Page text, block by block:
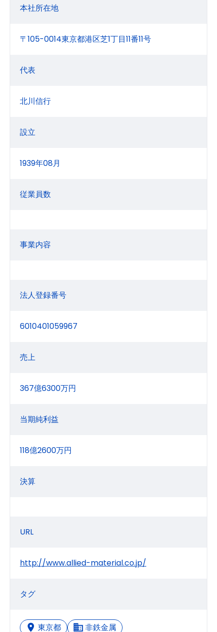
本社所在地
〒105-0014東京都港区芝1丁目11番11号
代表
北川信行
設立
1939年08月
従業員数
事業内容
法人登録番号
6010401059967
売上
367億6300万円
当期純利益
118億2600万円
決算
URL
http://www.allied-material.co.jp/
タグ
東京都 非鉄金属